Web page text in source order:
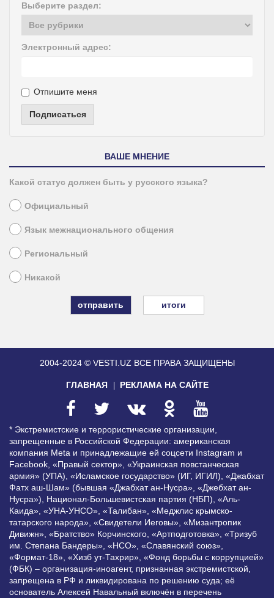
Выберите раздел:
Электронный адрес:
Отпишите меня
Подписаться
ВАШЕ МНЕНИЕ
Какой статус должен быть у русского языка?
Официальный
Язык межнационального общения
Региональный
Никакой
итоги
2004-2024 © VESTI.UZ ВСЕ ПРАВА ЗАЩИЩЕНЫ
ГЛАВНАЯ РЕКЛАМА НА САЙТЕ
* Экстремистские и террористические организации,
запрещенные в Российской Федерации: американская
компания Meta и принадлежащие ей соцсети Instagram и
Facebook, «Правый сектор», «Украинская повстанческая
армия» (УПА), «Исламское государство» (ИГ, ИГИЛ), «Джабхат
Фатх аш-Шам» (бывшая «Джабхат ан-Нусра», «Джебхат ан-
Нусра»), Национал-Большевистская партия (НБП), «Аль-
Каида», «УНА-УНСО», «Талибан», «Меджлис крымско-
татарского народа», «Свидетели Иеговы», «Мизантропик
Дивижн», «Братство» Корчинского, «Артподготовка», «Тризуб
им. Степана Бандеры», «НСО», «Славянский союз»,
«Формат-18», «Хизб ут-Тахрир», «Фонд борьбы с коррупцией»
(ФБК) – организация-иноагент, признанная экстремистской,
запрещена в РФ и ликвидирована по решению суда; её
основатель Алексей Навальный включён в перечень